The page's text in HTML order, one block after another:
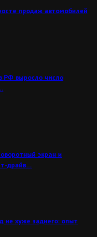
продаж автомобилей
РФ выросло число
экран и
драйв…
не хуже заднего: опыт